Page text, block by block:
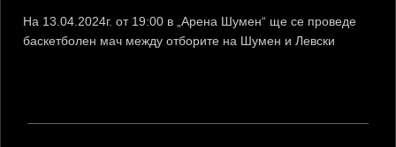
На 13.04.2024г. от 19:00 в „Арена Шумен“ ще се проведе
баскетболен мач между отборите на Шумен и Левски